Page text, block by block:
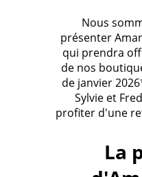
Nous
présenter
qui prendra
de nos
de janvier
Sylvie et
profiter d'une
La